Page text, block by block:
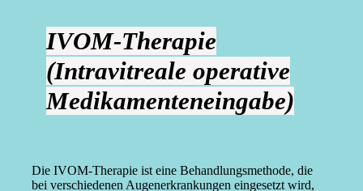
IVOM-Therapie
(Intravitreale operative
Medikamenteneingabe)
Die IVOM-Therapie ist eine Behand­lungs­me­thode, die
bei verschie­denen Augen­er­kran­kungen einge­setzt wird,